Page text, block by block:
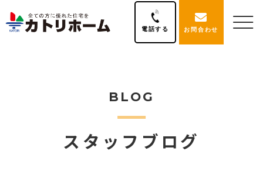
電話する お問合わせ
BLOG
スタッフブログ